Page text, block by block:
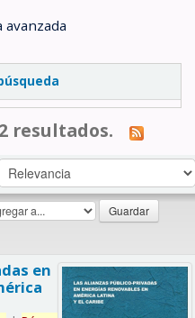
avanzada
resultados.
en